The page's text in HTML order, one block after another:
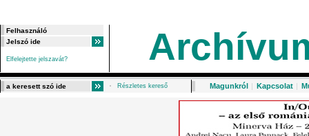
Elfelejtette jelszavát?
Részletes kereső Magunkról | Kapcsolat |